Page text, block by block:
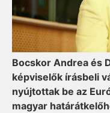
Bocskor Andrea és
képviselők írásbeli
nyújtottak be az
magyar